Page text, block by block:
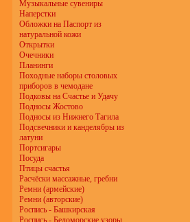
Музыкальные сувениры
Наперстки
Обложки на Паспорт из
натуральной кожи
Открытки
Очечники
Планинги
Походные наборы столовых
приборов в чемодане
Подковы на Счастье и Удачу
Подносы Жостово
Подносы из Нижнего Тагила
Подсвечники и канделябры из
латуни
Портсигары
Посуда
Птицы счастья
Расчёски массажные, гребни
Ремни (армейские)
Ремни (авторские)
Роспись - Башкирская
Роспись - Беломорские узоры